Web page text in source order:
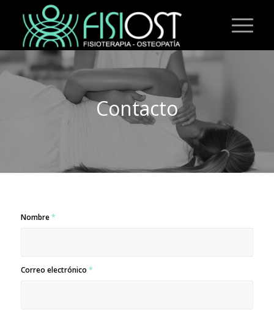
Contacto
Nombre*
Correo electrónico *